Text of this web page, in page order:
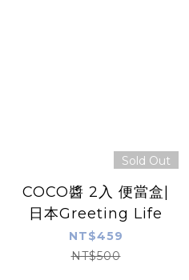
Sold Out
COCO醬 2入 便當盒|
日本Greeting Life
NT$459
NT$500